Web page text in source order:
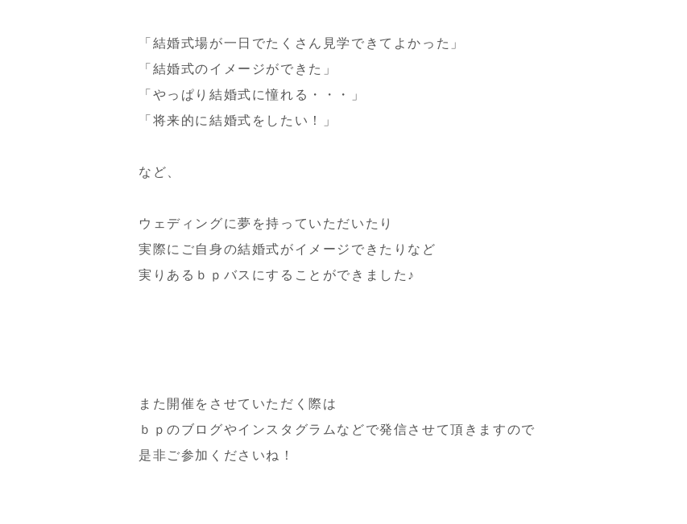
「結婚式場が一日でたくさん見学できてよかった」
「結婚式のイメージができた」
「やっぱり結婚式に憧れる・・・」
「将来的に結婚式をしたい！」
など、
ウェディングに夢を持っていただいたり
実際にご自身の結婚式がイメージできたりなど
実りあるｂｐバスにすることができました♪
また開催をさせていただく際は
ｂｐのブログやインスタグラムなどで発信させて頂きますので
是非ご参加くださいね！